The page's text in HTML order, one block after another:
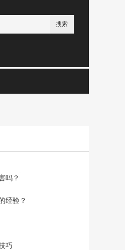
搜索
吗？
经验？
巧